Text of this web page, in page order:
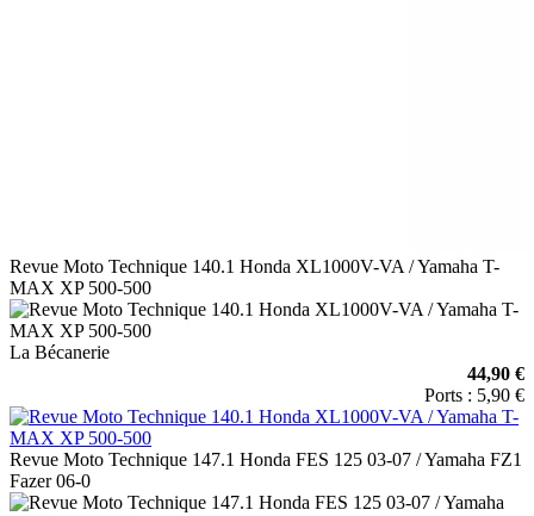
Revue Moto Technique 140.1 Honda XL1000V-VA / Yamaha T-
MAX XP 500-500
La Bécanerie
44,90 €
Ports : 5,90 €
Revue Moto Technique 147.1 Honda FES 125 03-07 / Yamaha FZ1
Fazer 06-0